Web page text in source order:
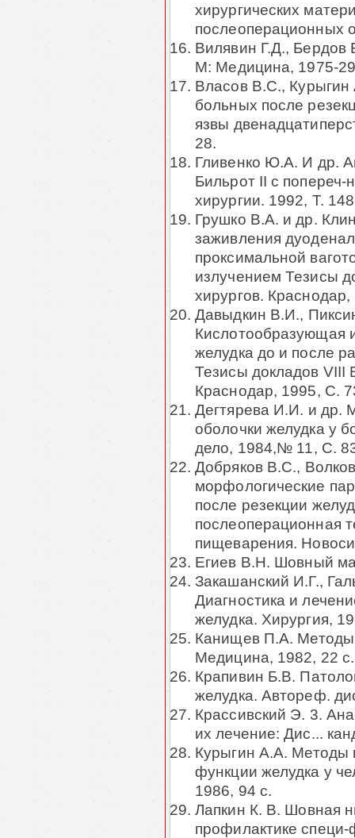
хирургических
послеоперационных
Вилявин Г.Д., Бердов
М: Медицина, 1975-
Власов В.С., Курыгин
больных после
язвы
28.
Гливенко Ю.А. И др.
Бильрот II с
хирургии. 1992, Т.
Грушко В.А. и др.
заживления
проксимальной
излучением Тезисы
хирургов.
Давыдкин В.И.,
Кислотообразующая
желудка до и после
Тезисы докладов VIII
Краснодар, 1995, С.
Дегтярева И.И. и др.
оболочки желудка у
дело, 1984,№ 11, С.
Добряков В.С.,
морфологические
после резекции
послеоперационная
пищеварения.
Егиев В.Н. Шовный
Закашанский И.Г.,
Диагностика и
желудка. Хирургия,
Канищев П.А. Методы
Медицина, 1982, 22
Крапивин Б.В.
желудка. Автореф.
Крассивский Э. 3.
их лечение: Дис...
Курыгин А.А. Методы
функции желудка у
1986, 94 с.
Лапкин К. В. Шовная
профилактике